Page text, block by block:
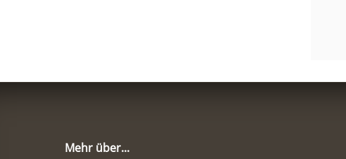
Mehr über...